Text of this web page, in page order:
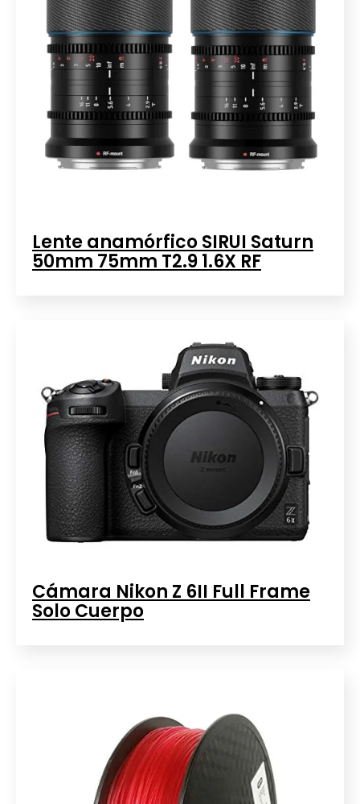
Lente anamórfico SIRUI Saturn
50mm 75mm T2.9 1.6X RF
Cámara Nikon Z 6II Full Frame
Solo Cuerpo